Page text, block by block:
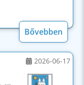
Bővebben
2026-06-17